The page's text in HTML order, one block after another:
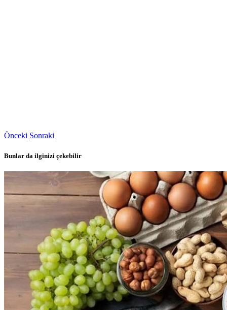
Önceki Sonraki
Bunlar da ilginizi çekebilir